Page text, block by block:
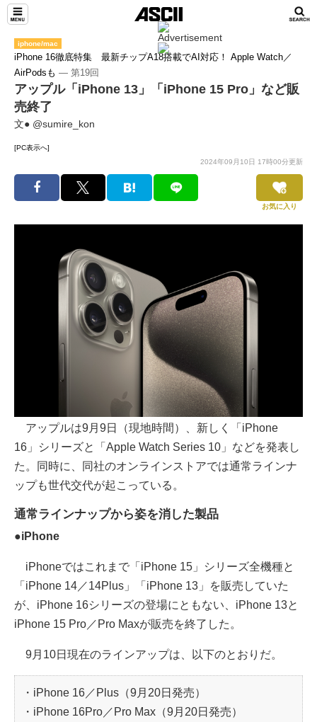
iphone/mac
iPhone 16徹底特集 最新チップA18搭載でAI対応！ Apple Watch／
AirPodsも ― 第19回
アップル「iPhone 13」「iPhone 15 Pro」など販
売終了
文● @sumire_kon
[PC表示へ]
2024年09月10日 17時00分更新
お気に入り
アップルは9月9日（現地時間）、新しく「iPhone
16」シリーズと「Apple Watch Series 10」などを発表し
た。同時に、同社のオンラインストアでは通常ラインナ
ップも世代交代が起こっている。
通常ラインナップから姿を消した製品
●iPhone
iPhoneではこれまで「iPhone 15」シリーズ全機種と
「iPhone 14／14Plus」「iPhone 13」を販売していた
が、iPhone 16シリーズの登場にともない、iPhone 13と
iPhone 15 Pro／Pro Maxが販売を終了した。
9月10日現在のラインアップは、以下のとおりだ。
・iPhone 16／Plus（9月20日発売）
・iPhone 16Pro／Pro Max（9月20日発売）